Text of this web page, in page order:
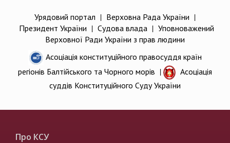
Урядовий портал | Верховна Рада України |
Президент України | Судова влада| Уповноважений
Верховної Ради України з прав людини
Асоціація конституційного правосуддя країн
регіонів Балтійського та Чорного морів |
Асоціація
суддів Конституційного Суду України
Про КСУ